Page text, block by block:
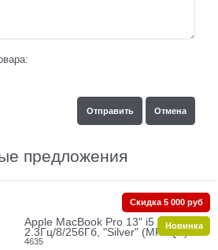
предложения
Apple MacBook Pro 13" i5
2.3Гц/8/256Гб, "Silver" (MR9Q2)
4635
Скидка 5 000 руб
Новинка